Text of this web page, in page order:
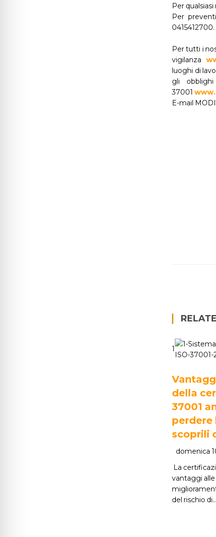
Per
Per
0415412700.
Per tutti i
vigilanza
luoghi di
gli
37001
E-mail
1
della
37001
perdere
scoprili
domenica
La
vantaggi alle
del rischio di…